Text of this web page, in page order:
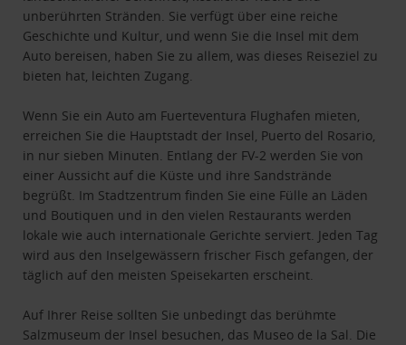
unberührten Stränden. Sie verfügt über eine reiche
Geschichte und Kultur, und wenn Sie die Insel mit dem
Auto bereisen, haben Sie zu allem, was dieses Reiseziel zu
bieten hat, leichten Zugang.
Wenn Sie ein Auto am Fuerteventura Flughafen mieten,
erreichen Sie die Hauptstadt der Insel, Puerto del Rosario,
in nur sieben Minuten. Entlang der FV-2 werden Sie von
einer Aussicht auf die Küste und ihre Sandstrände
begrüßt. Im Stadtzentrum finden Sie eine Fülle an Läden
und Boutiquen und in den vielen Restaurants werden
lokale wie auch internationale Gerichte serviert. Jeden Tag
wird aus den Inselgewässern frischer Fisch gefangen, der
täglich auf den meisten Speisekarten erscheint.
Auf Ihrer Reise sollten Sie unbedingt das berühmte
Salzmuseum der Insel besuchen, das Museo de la Sal. Die